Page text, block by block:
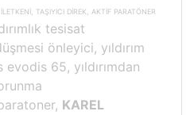
TAŞIYICI DİREK, AKTİF PARATÖNER
tesisat
önleyici, yıldırım
65, yıldırımdan
KAREL